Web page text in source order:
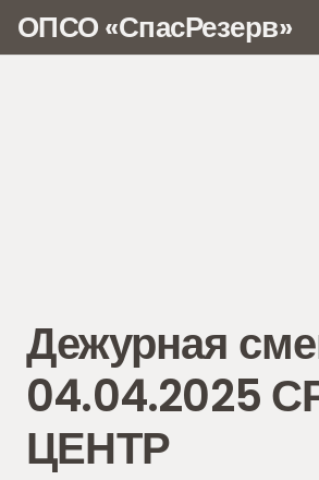
ОПСО «СпасРезерв»
Дежурная
04.04.2025
ЦЕНТР